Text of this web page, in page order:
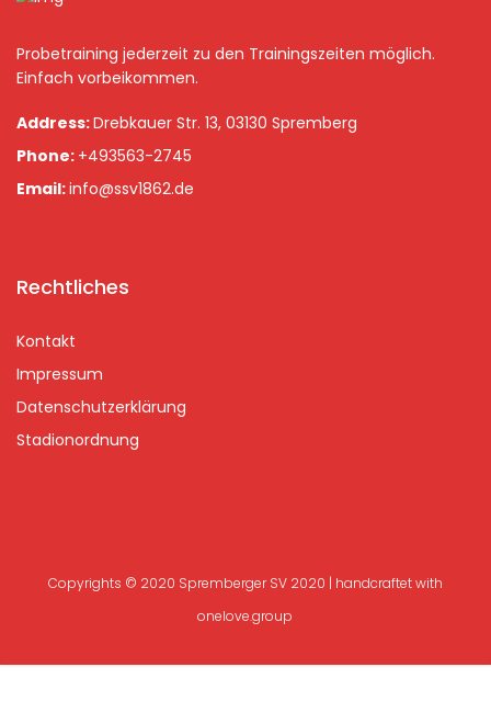
Probetraining jederzeit zu den Trainingszeiten möglich.
Einfach vorbeikommen.
Address:Drebkauer Str. 13, 03130 Spremberg
Phone: +493563-2745
Email:info@ssv1862.de
Rechtliches
Kontakt
Impressum
Datenschutzerklärung
Stadionordnung
Copyrights © 2020 Spremberger SV 2020 | handcraftet with
onelove.group